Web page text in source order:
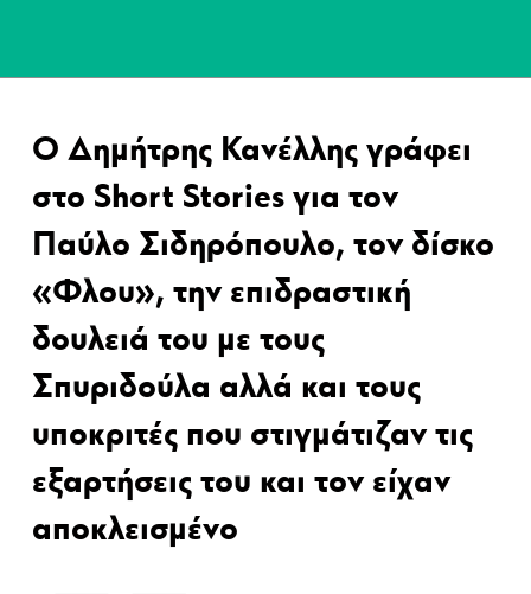
Ο Δημήτρης Κανέλλης γράφει
στο Short Stories για τον
Παύλο Σιδηρόπουλο, τον δίσκο
«Φλου», την επιδραστική
δουλειά του με τους
Σπυριδούλα αλλά και τους
υποκριτές που στιγμάτιζαν τις
εξαρτήσεις του και τον είχαν
αποκλεισμένο